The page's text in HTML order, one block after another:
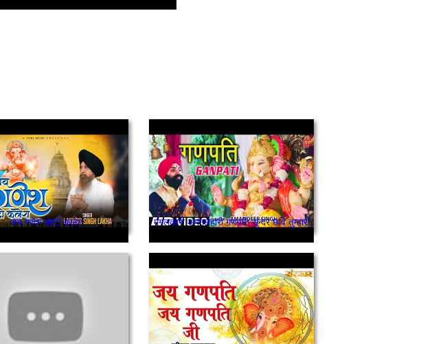
जय गणेश काटो कलेश मंगलकारी अमंगलहारी गणपति सुन्दर छवि तुम्हारी